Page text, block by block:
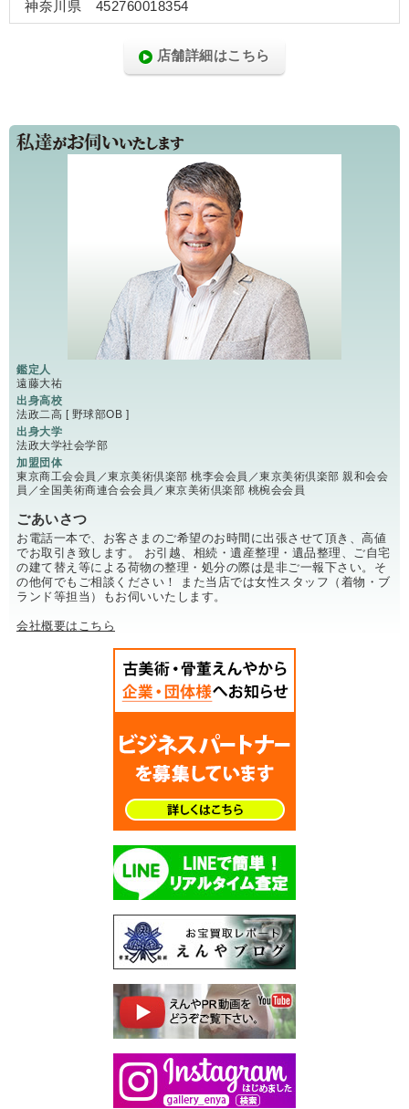
神奈川県 452760018354
店舗詳細はこちら
鑑定人
遠藤大祐
出身高校
法政二高 [ 野球部OB ]
出身大学
法政大学社会学部
加盟団体
東京商工会会員／東京美術倶楽部 桃李会会員／東京美術倶楽部 親和会会
員／全国美術商連合会会員／東京美術倶楽部 桃椀会会員
ごあいさつ
お電話一本で、お客さまのご希望のお時間に出張させて頂き、高値
でお取引き致します。 お引越、相続・遺産整理・遺品整理、ご自宅
の建て替え等による荷物の整理・処分の際は是非ご一報下さい。そ
の他何でもご相談ください！ また当店では女性スタッフ（着物・ブ
ランド等担当）もお伺いいたします。
会社概要はこちら